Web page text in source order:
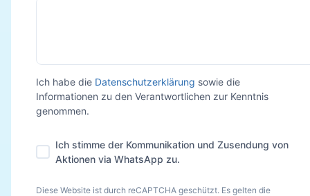
Ich habe die Datenschutzerklärung sowie die
Informationen zu den Verantwortlichen zur Kenntnis
genommen.
Ich stimme der Kommunikation und Zusendung von
Aktionen via WhatsApp zu.
Diese Website ist durch reCAPTCHA geschützt. Es gelten die